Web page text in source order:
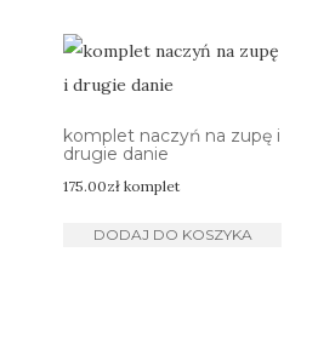
komplet naczyń na zupę i
drugie danie
175.00zł komplet
DODAJ DO KOSZYKA